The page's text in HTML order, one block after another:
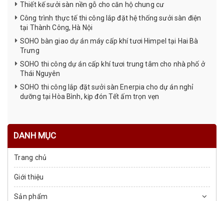
Thiết kế sưởi sàn nền gỗ cho căn hộ chung cư
Công trình thực tế thi công lắp đặt hệ thống sưởi sàn điện
tại Thành Công, Hà Nội
SOHO bàn giao dự án máy cấp khí tươi Himpel tại Hai Bà
Trưng
SOHO thi công dự án cấp khí tươi trung tâm cho nhà phố ở
Thái Nguyên
SOHO thi công lắp đặt sưởi sàn Enerpia cho dự án nghỉ
dưỡng tại Hòa Bình, kịp đón Tết ấm trọn vẹn
DANH MỤC
Trang chủ
Giới thiệu
Sản phẩm